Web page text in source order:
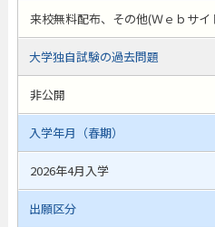
来校無料配布、その他(Ｗｅｂサ
大学独自試験の過去問題
非公開
入学年月（春期）
2026年4月入学
出願区分